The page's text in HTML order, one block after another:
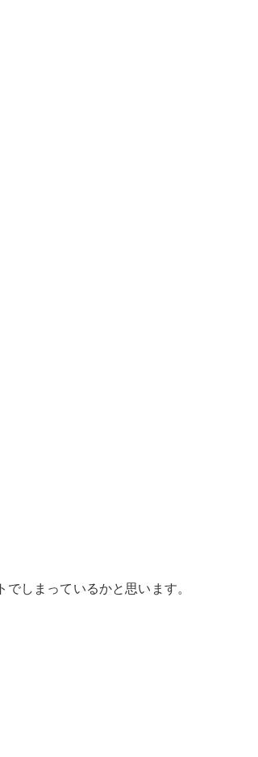
しまっているかと思います。